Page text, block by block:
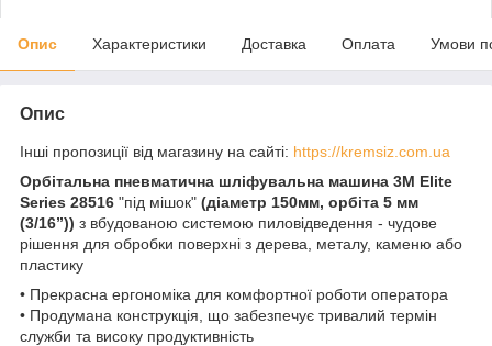
Опис Характеристики Доставка Оплата Умови
Опис
Інші пропозиції від магазину на сайті: https://kremsiz.com.ua
Орбітальна пневматична шліфувальна машина 3M Elite
Series 28516 "під мішок" (діаметр 150мм, орбіта 5 мм
(3/16”)) з вбудованою системою пиловідведення - чудове
рішення для обробки поверхні з дерева, металу, каменю або
пластику
• Прекрасна ергономіка для комфортної роботи оператора
• Продумана конструкція, що забезпечує тривалий термін
служби та високу продуктивність